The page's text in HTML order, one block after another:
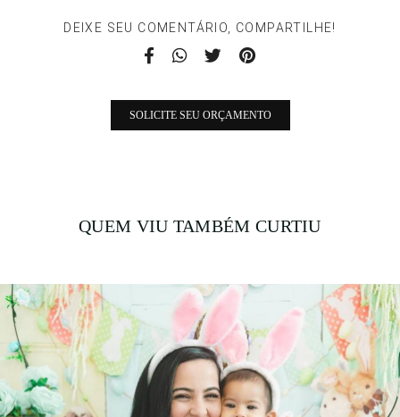
DEIXE SEU COMENTÁRIO, COMPARTILHE!
SOLICITE SEU ORÇAMENTO
QUEM VIU TAMBÉM CURTIU